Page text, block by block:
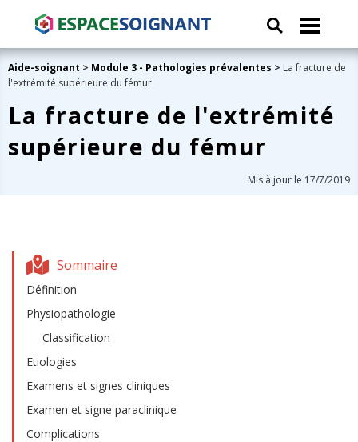
Aide-soignant > Module 3 - Pathologies prévalentes > La fracture de
l'extrémité supérieure du fémur
La fracture de l'extrémité
supérieure du fémur
Mis à jour le 17/7/2019
Sommaire
Définition
Physiopathologie
Classification
Etiologies
Examens et signes cliniques
Examen et signe paraclinique
Complications